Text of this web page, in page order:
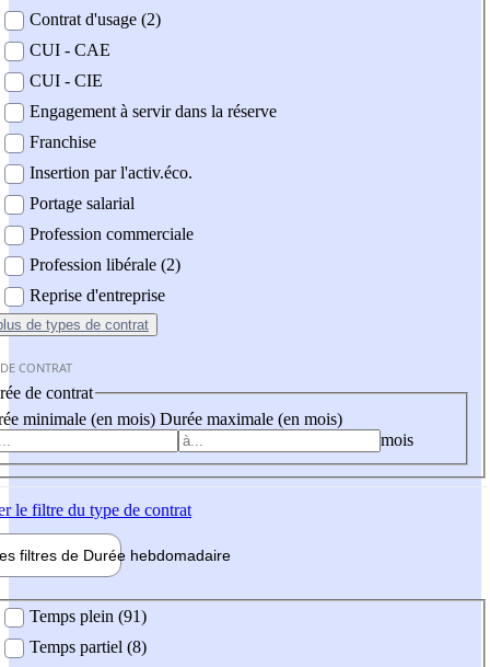
Contrat d'usage (2)
CUI - CAE
CUI - CIE
Engagement à servir dans la réserve
Franchise
Insertion par l'activ.éco.
Portage salarial
Profession commerciale
Profession libérale (2)
Reprise d'entreprise
de types de contrat
CONTRAT
de contrat
minimale (en mois) Durée maximale (en mois)
mois
le filtre du type de contrat
filtres de Durée hebdomadaire
Temps plein (91)
Temps partiel (8)